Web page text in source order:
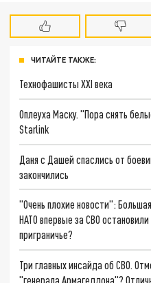
ЧИТАЙТЕ ТАКЖЕ:
Технофашисты XXI века
Оплеуха Маску. "Пора снять
Starlink
Даня с Дашей спаслись от
закончились
"Очень плохие новости":
НАТО впервые за СВО
приграничье?
Три главных инсайда об СВО.
"генерала Армагеддона"?